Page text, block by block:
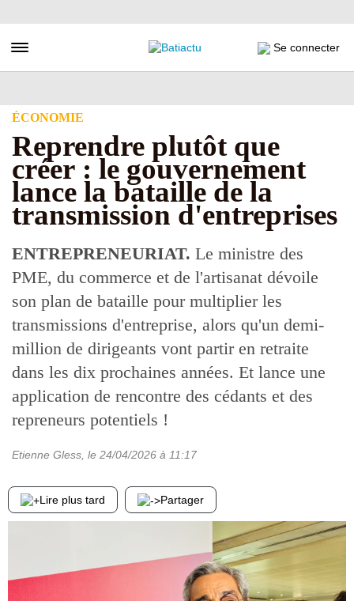
au
principal
Toggle navigation Se connecter
ÉCONOMIE
Reprendre plutôt que
créer : le gouvernement
lance la bataille de la
transmission d'entreprises
ENTREPRENEURIAT. Le ministre des
PME, du commerce et de l'artisanat dévoile
son plan de bataille pour multiplier les
transmissions d'entreprise, alors qu'un demi-
million de dirigeants vont partir en retraite
dans les dix prochaines années. Et lance une
application de rencontre des cédants et des
repreneurs potentiels !
Etienne Gless , le 24/04/2026 à 11:17
Lire plus tard Partager